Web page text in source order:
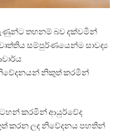
තහනම් බව දක්වමින්
සම්පුර්ණයෙන්ම සාවද්‍ය
නිකුත් කරමින්
කරමින් ආයුර්වේද
කරන ලද නිවේදනය පහතින්